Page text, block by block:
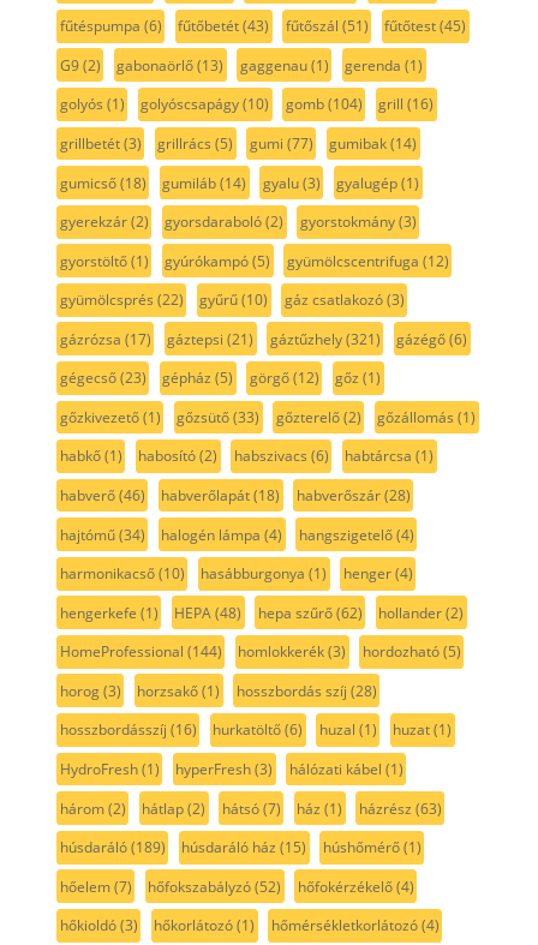
fűtéspumpa (6) fűtőbetét(43) fűtőszál (51) fűtőtest(45)
G9(2) gabonaörlő(13) gaggenau(1) gerenda (1)
golyós (1) golyóscsapágy(10) gomb(104) grill (16)
grillbetét(3) grillrács (5) gumi (77) gumibak(14)
gumicső(18) gumiláb(14) gyalu(3) gyalugép(1)
gyerekzár(2) gyorsdaraboló(2) gyorstokmány(3)
gyorstöltő(1) gyúrókampó(5) gyümölcscentrifuga (12)
gyümölcsprés (22) gyűrű(10) gáz csatlakozó(3)
gázrózsa (17) gáztepsi (21) gáztűzhely(321) gázégő(6)
gégecső(23) gépház (5) görgő(12) gőz (1)
gőzkivezető(1) gőzsütő(33) gőzterelő(2) gőzállomás (1)
habkő(1) habosító(2) habszivacs (6) habtárcsa (1)
habverő(46) habverőlapát(18) habverőszár(28)
hajtómű(34) halogén lámpa (4) hangszigetelő(4)
harmonikacső(10) hasábburgonya (1) henger(4)
hengerkefe (1) HEPA(48) hepa szűrő(62) hollander(2)
HomeProfessional (144) homlokkerék(3) hordozható(5)
horog(3) horzsakő(1) hosszbordás szíj (28)
hosszbordásszíj (16) hurkatöltő(6) huzal (1) huzat(1)
HydroFresh(1) hyperFresh(3) hálózati kábel (1)
három(2) hátlap(2) hátsó(7) ház (1) házrész (63)
húsdaráló(189) húsdaráló ház (15) húshőmérő(1)
hőelem(7) hőfokszabályzó(52) hőfokérzékelő(4)
hőkioldó(3) hőkorlátozó(1) hőmérsékletkorlátozó(4)